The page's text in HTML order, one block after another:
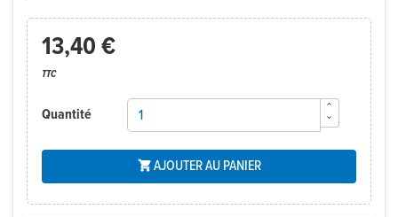
13,40 €
TTC
Quantité
AJOUTER AU PANIER